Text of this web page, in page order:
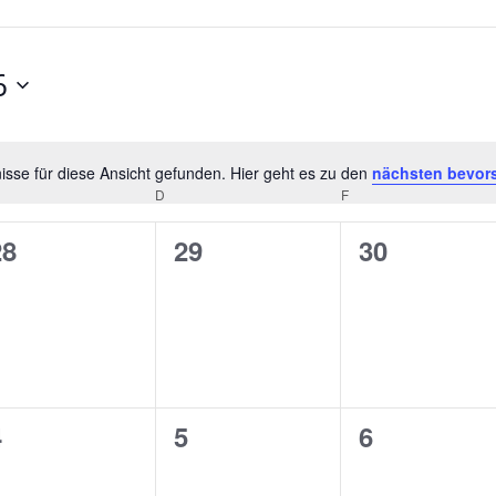
Hinweis
für diese Ansicht gefunden. Hier geht es zu den nächsten
D F
0
29
0
30
0
5
0
6